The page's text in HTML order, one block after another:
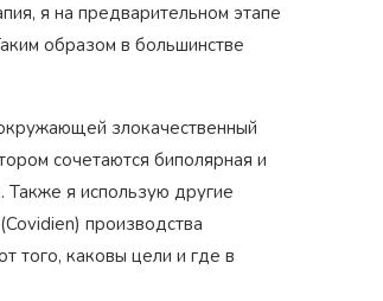
я на предварительном этапе
образом в большинстве
злокачественный
сочетаются биполярная и
Также я использую другие
производства
того, каковы цели и где в